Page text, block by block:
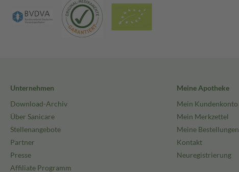
Unternehmen
Download-Archiv
Über Sanicare
Stellenangebote
Partner
Presse
Affiliate Programm
Meine Apotheke
Mein Kundenkonto
Mein Merkzettel
Meine Bestellungen
Kontakt
Neuregistrierung